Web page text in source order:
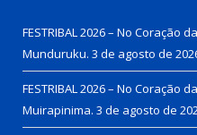
FESTRIBAL 2026 – No Coração
Munduruku. 3 de agosto de
FESTRIBAL 2026 – No Coração
Muirapinima. 3 de agosto de